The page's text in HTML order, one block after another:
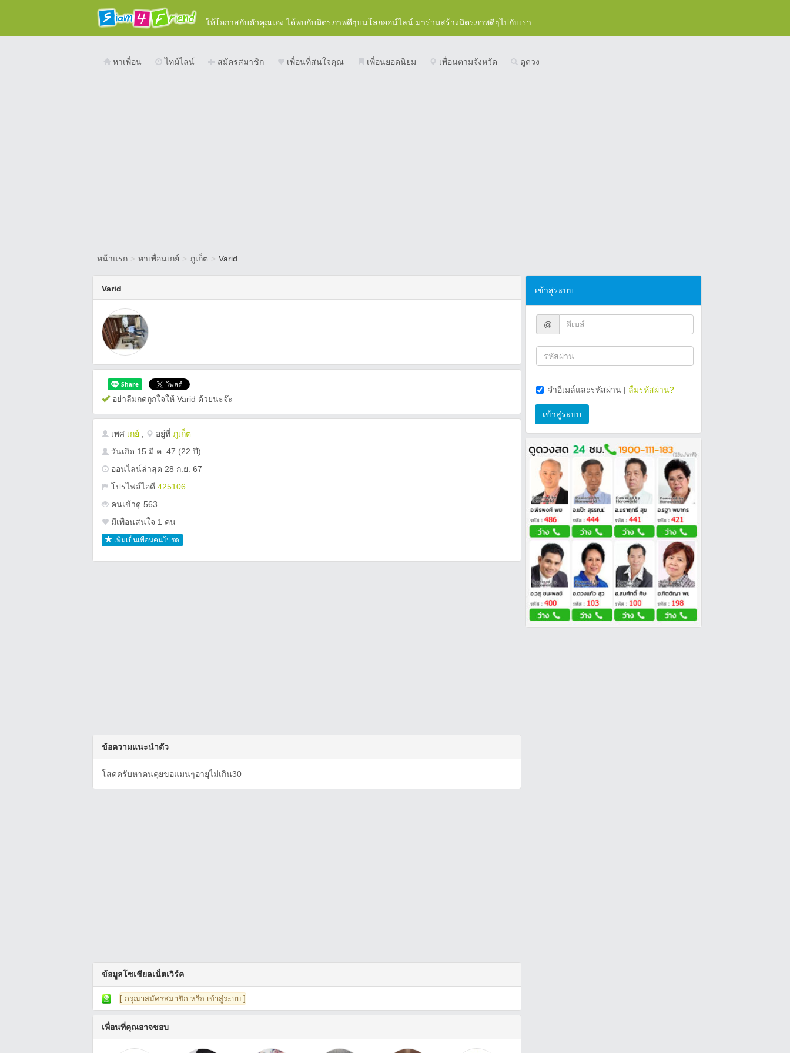
ให้โอกาสกับตัวคุณเอง ได้พบกับมิตรภาพดีๆบนโลกออน์ไลน์ มาร่วมสร้างมิตรภาพดีๆไปกับเรา
หาเพื่อน ไทม์ไลน์ สมัครสมาชิก เพื่อนที่สนใจคุณ เพื่อนยอดนิยม เพื่อนตามจังหวัด ดูดวง
หน้าแรก > หาเพื่อนเกย์ > ภูเก็ต > Varid
Varid
อย่าลืมกดถูกใจให้ Varid ด้วยนะจ๊ะ
เพศ เกย์ อยู่ที่ ภูเก็ต
วันเกิด 15 มี.ค. 47 (22 ปี)
ออนไลน์ล่าสุด 28 ก.ย. 67
โปรไฟล์ไอดี 425106
คนเข้าดู 563
มีเพื่อนสนใจ 1 คน
เพิ่มเป็นเพื่อนคนโปรด
ข้อความแนะนำตัว
โสดครับหาคนคุยขอแมนๆอายุไม่เกิน30
ข้อมูลโซเชียลเน็ตเวิร์ค
[ กรุณาสมัครสมาชิก หรือ เข้าสู่ระบบ ]
เพื่อนที่คุณอาจชอบ
เข้าสู่ระบบ
@
จำอีเมล์และรหัสผ่าน | ลืมรหัสผ่าน?
เข้าสู่ระบบ